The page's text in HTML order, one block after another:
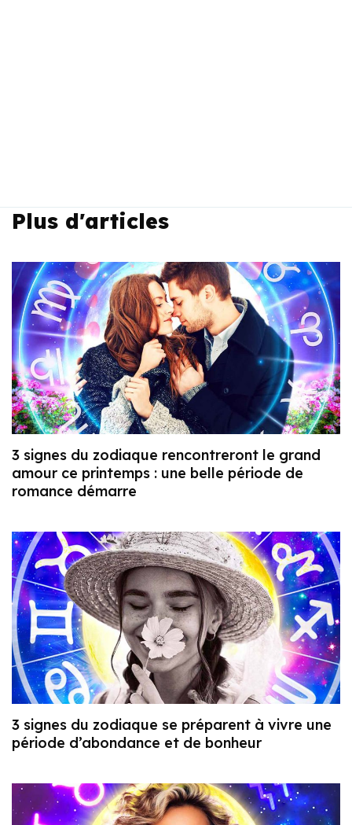
Plus d'articles
3 signes du zodiaque rencontreront le grand
amour ce printemps : une belle période de
romance démarre
3 signes du zodiaque se préparent à vivre une
période d’abondance et de bonheur